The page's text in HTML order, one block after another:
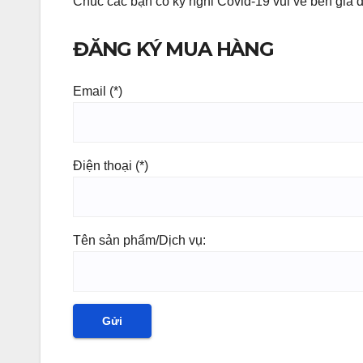
ĐĂNG KÝ MUA HÀNG
Email (*)
Điện thoại (*)
Tên sản phẩm/Dịch vụ: